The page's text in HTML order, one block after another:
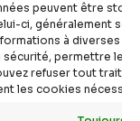
peuvent être
ci, généralement
à diverses
sécurité, permettre le
refuser tout
les cookies